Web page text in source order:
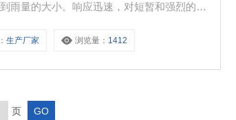
雨量的大小。响应迅速，对短暂和强烈的降
生产厂家 浏览量： 1412
页